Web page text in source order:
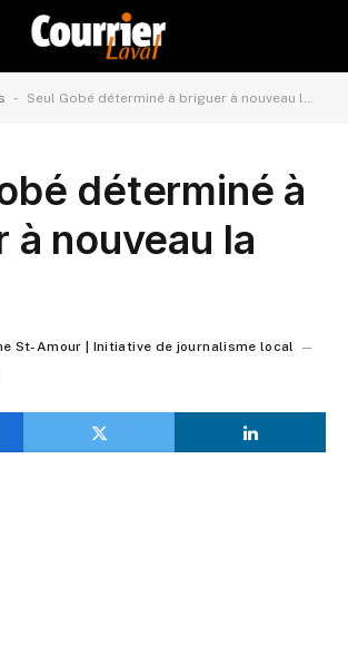
- Seul Gobé déterminé à briguer à nouveau la mairie
déterminé à
à nouveau la
St-Amour | Initiative de journalisme local